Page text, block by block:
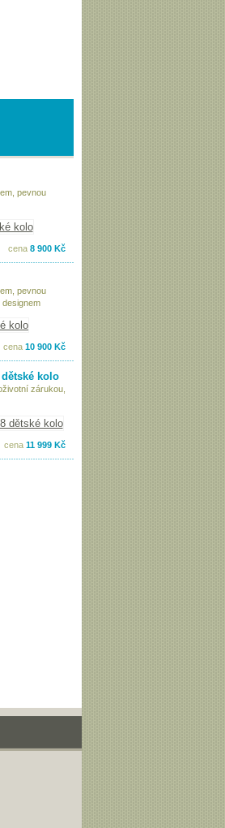
pevnou
cena 8 900 Kč
pevnou
cena 10 900 Kč
kolo
zárukou,
cena 11 999 Kč